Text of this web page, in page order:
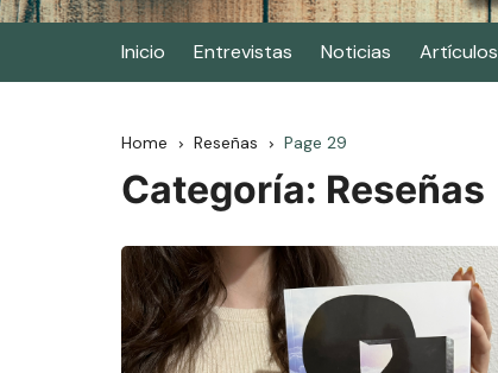
Inicio Entrevistas Noticias Artículos
Home Reseñas Page 29
Categoría: Reseñas